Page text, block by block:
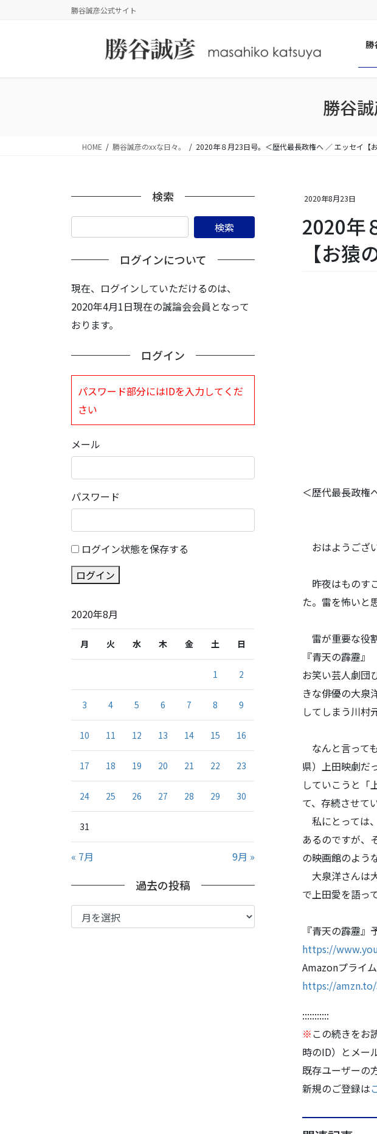
勝谷誠彦公式サイト
勝
勝谷誠
HOME 勝谷誠彦のxxな日々。 2020年８月23日号。＜歴代最長政権へ ／ エッセイ【
2020年8月23日
2020年
【お
＜歴代最長政権
おはようござ
昨夜はものす
た。雷を怖いと
雷が重要な役
『青天の霹靂』
お笑い芸人劇団
きな俳優の大泉
してしまう川村
なんと言って
県）上田映劇だ
していこうと「
て、存続させて
私にとっては
あるのですが、
の映画館のよう
大泉洋さんは
で上田愛を語っ
『青天の霹靂』
https://
Amazonプライ
https://
:::::::::::
※ この続きをお
時のID）とメー
既存ユーザーの
新規のご登録は
検索
ログインについて
現在、ログインしていただけるのは、
2020年4月1日現在の誠論会会員となって
おります。
ログイン
パスワード部分にはIDを入力してくだ
さい
メール
パスワード
ログイン状態を保存する
ログイン
2020年8月
月 火 水 木 金 土 日
1 2
3 4 5 6 7 8 9
10 11 12 13 14 15 16
17 18 19 20 21 22 23
24 25 26 27 28 29 30
31
« 7月 9月 »
過去の投稿
過
去